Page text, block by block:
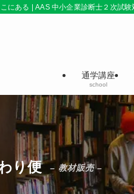
にある | AAS 中小企業診断士２次試験
通学講座
school
り便 – 教材販売 –